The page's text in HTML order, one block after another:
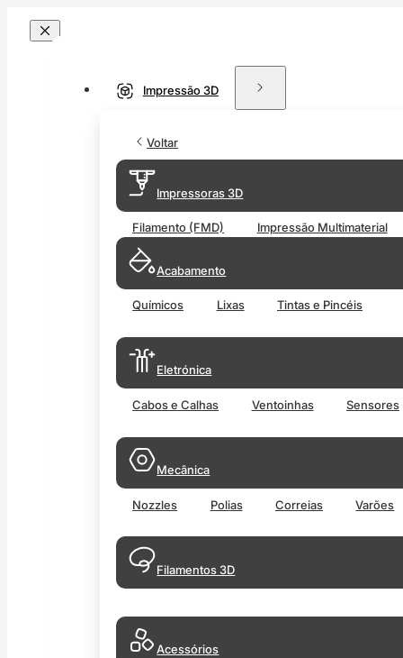
Impressão 3D
Voltar
Impressoras 3D
Filamento (FMD) Impressão Multimaterial
Acabamento
Químicos Lixas Tintas e Pincéis
Eletrónica
Cabos e Calhas Ventoinhas Sensores
Mecânica
Nozzles Polias Correias Varões
Filamentos 3D
Acessórios